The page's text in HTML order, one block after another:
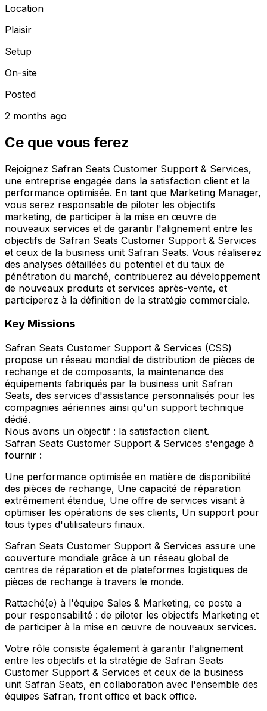
Location
Plaisir
Setup
On-site
Posted
2 months ago
Ce que vous ferez
Rejoignez Safran Seats Customer Support & Services,
une entreprise engagée dans la satisfaction client et la
performance optimisée. En tant que Marketing Manager,
vous serez responsable de piloter les objectifs
marketing, de participer à la mise en œuvre de
nouveaux services et de garantir l'alignement entre les
objectifs de Safran Seats Customer Support & Services
et ceux de la business unit Safran Seats. Vous réaliserez
des analyses détaillées du potentiel et du taux de
pénétration du marché, contribuerez au développement
de nouveaux produits et services après-vente, et
participerez à la définition de la stratégie commerciale.
Key Missions
Safran Seats Customer Support & Services (CSS)
propose un réseau mondial de distribution de pièces de
rechange et de composants, la maintenance des
équipements fabriqués par la business unit Safran
Seats, des services d'assistance personnalisés pour les
compagnies aériennes ainsi qu'un support technique
dédié.
Nous avons un objectif : la satisfaction client.
Safran Seats Customer Support & Services s'engage à
fournir :
Une performance optimisée en matière de disponibilité
des pièces de rechange, Une capacité de réparation
extrêmement étendue, Une offre de services visant à
optimiser les opérations de ses clients, Un support pour
tous types d'utilisateurs finaux.
Safran Seats Customer Support & Services assure une
couverture mondiale grâce à un réseau global de
centres de réparation et de plateformes logistiques de
pièces de rechange à travers le monde.
Rattaché(e) à l'équipe Sales & Marketing, ce poste a
pour responsabilité : de piloter les objectifs Marketing et
de participer à la mise en œuvre de nouveaux services.
Votre rôle consiste également à garantir l'alignement
entre les objectifs et la stratégie de Safran Seats
Customer Support & Services et ceux de la business
unit Safran Seats, en collaboration avec l'ensemble des
équipes Safran, front office et back office.